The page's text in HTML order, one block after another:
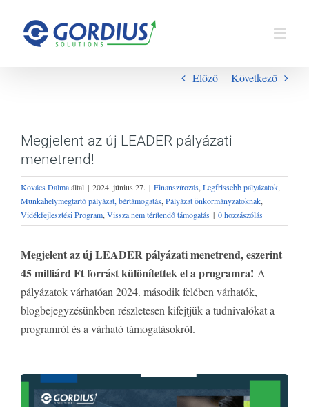
Előző Következő
Megjelent az új LEADER pályázati
menetrend!
Kovács Dalmaáltal | 2024. június 27. | Finanszírozás Legfrissebb pályázatok
Munkahelymegtartó pályázat, bértámogatás Pályázat önkormányzatoknak
Vidékfejlesztési Program Vissza nem térítendő támogatás | 0 hozzászólás
Megjelent az új LEADER pályázati menetrend, eszerint
45 milliárd Ft forrást különítettek el a programra! A
pályázatok várhatóan 2024. második felében várhatók,
blogbejegyzésünkben részletesen kifejtjük a tudnivalókat a
programról és a várható támogatásokról.